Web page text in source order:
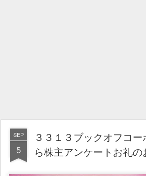
SEP
5
３３１３ブックオフコ
ら株主アンケートお礼